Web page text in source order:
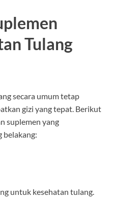
Tulang
secara umum tetap
gizi yang tepat. Berikut
suplemen yang
belakang:
untuk kesehatan tulang.